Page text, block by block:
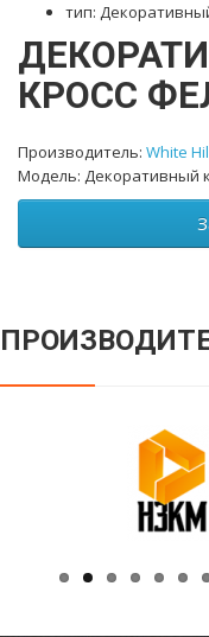
тип:
КРОСС
Производитель: White
Модель: Декоративный